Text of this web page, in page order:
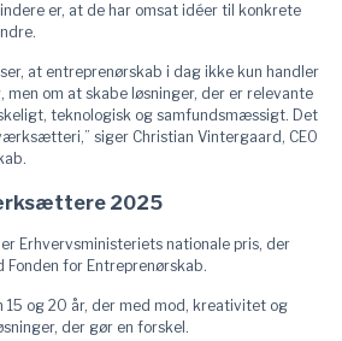
er, at de har omsat idéer til konkrete
at entreprenørskab i dag ikke kun handler
om at skabe løsninger, der er relevante
teknologisk og samfundsmæssigt. Det
siger Christian Vintergaard, CEO
2025
Erhvervsministeriets nationale pris, der
Fonden for Entreprenørskab.
15 og 20 år, der med mod, kreativitet og
der gør en forskel.